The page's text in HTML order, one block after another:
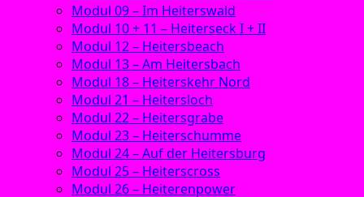
Modul 09 – Im Heiterswald
Modul 10 + 11 – Heiterseck I + II
Modul 12 – Heitersbeach
Modul 13 – Am Heitersbach
Modul 18 – Heiterskehr Nord
Modul 21 – Heitersloch
Modul 22 – Heitersgrabe
Modul 23 – Heiterschumme
Modul 24 – Auf der Heitersburg
Modul 25 – Heiterscross
Modul 26 – Heiterenpower